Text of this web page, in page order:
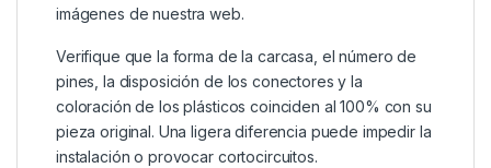
imágenes de nuestra web.
Verifique que la forma de la carcasa, el número de
pines, la disposición de los conectores y la
coloración de los plásticos coinciden al 100% con su
pieza original. Una ligera diferencia puede impedir la
instalación o provocar cortocircuitos.